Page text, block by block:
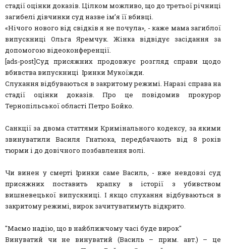
стадії оцінки доказів. Цілком можливо, що до третьої річниці
загибелі дівчинки суд назве ім’я її вбивці.
«Нічого нового від свідків я не почула», - каже мама загиблої
випускниці Ольга Яремчук. Жінка відвідує засідання за
допомогою відеоконференції.
[ads-post]Суд присяжних продовжує розгляд справи щодо
вбивства випускниці Іринки Мукоїжди.
Слухання відбуваються в закритому режимі. Наразі справа на
стадії оцінки доказів. Про це повідомив прокурор
Тернопільської області Петро Бойко.
Санкції за двома статтями Кримінального кодексу, за якими
звинуватили Василя Гнатюка, передбачають від 8 років
тюрми і до довічного позбавлення волі.
Чи винен у смерті Іринки саме Василь, - вже невдовзі суд
присяжних поставить крапку в історії з убивством
вишневецької випускниці. І якщо слухання відбуваються в
закритому режимі, вирок зачитуватимуть відкрито.
"Маємо надію, що в найближчому часі буде вирок"
Винуватий чи не винуватий (Василь – прим. авт.) – це